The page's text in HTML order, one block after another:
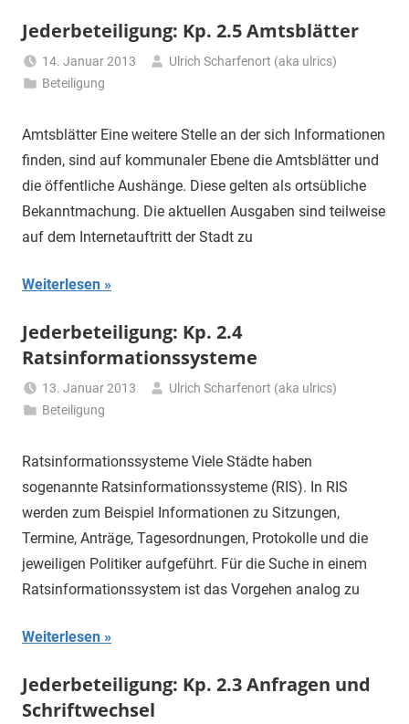
Jederbeteiligung: Kp. 2.5 Amtsblätter
14. Januar 2013
Ulrich Scharfenort (aka ulrics)
Beteiligung
Amtsblätter Eine weitere Stelle an der sich Informationen
finden, sind auf kommunaler Ebene die Amtsblätter und
die öffentliche Aushänge. Diese gelten als ortsübliche
Bekanntmachung. Die aktuellen Ausgaben sind teilweise
auf dem Internetauftritt der Stadt zu
Weiterlesen
Jederbeteiligung: Kp. 2.4
Ratsinformationssysteme
13. Januar 2013
Ulrich Scharfenort (aka ulrics)
Beteiligung
Ratsinformationssysteme Viele Städte haben
sogenannte Ratsinformationssysteme (RIS). In RIS
werden zum Beispiel Informationen zu Sitzungen,
Termine, Anträge, Tagesordnungen, Protokolle und die
jeweiligen Politiker aufgeführt. Für die Suche in einem
Ratsinformationssystem ist das Vorgehen analog zu
Weiterlesen
Jederbeteiligung: Kp. 2.3 Anfragen und
Schriftwechsel